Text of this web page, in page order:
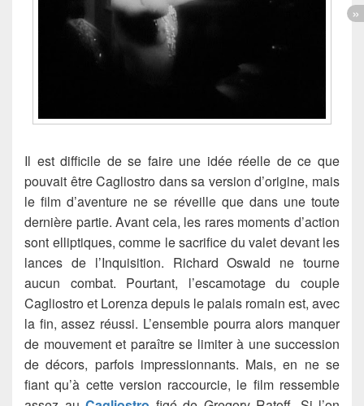
Il est difficile de se faire une idée réelle de ce que
pouvait être Cagliostro dans sa version d’origine, mais
le film d’aventure ne se réveille que dans une toute
dernière partie. Avant cela, les rares moments d’action
sont elliptiques, comme le sacrifice du valet devant les
lances de l’Inquisition. Richard Oswald ne tourne
aucun combat. Pourtant, l’escamotage du couple
Cagliostro et Lorenza depuis le palais romain est, avec
la fin, assez réussi. L’ensemble pourra alors manquer
de mouvement et paraître se limiter à une succession
de décors, parfois impressionnants. Mais, en ne se
fiant qu’à cette version raccourcie, le film ressemble